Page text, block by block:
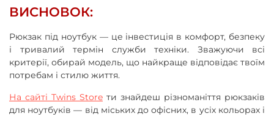
ВИСНОВОК:
Рюкзак під ноутбук — це інвестиція в комфорт, безпеку
і тривалий термін служби техніки. Зважуючи всі
критерії, обирай модель, що найкраще відповідає твоїм
потребам і стилю життя.
На сайті Twins Store ти знайдеш різноманіття рюкзаків
для ноутбуків — від міських до офісних, в усіх кольорах і